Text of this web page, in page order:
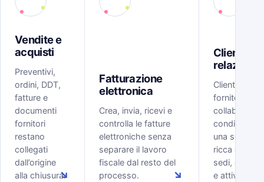
Vendite e
acquisti
Preventivi,
ordini, DDT,
fatture e
documenti
fornitori
restano
collegati
dall’origine
alla chiusura.
↘
Fatturazione
elettronica
Crea, invia, ricevi e
controlla le fatture
elettroniche senza
separare il lavoro
fiscale dal resto del
processo.
↘
Clienti e
relazioni
Clienti, lead,
fornitori e
collaboratori
condividono
una scheda
ricca di
sedi,
e attività.